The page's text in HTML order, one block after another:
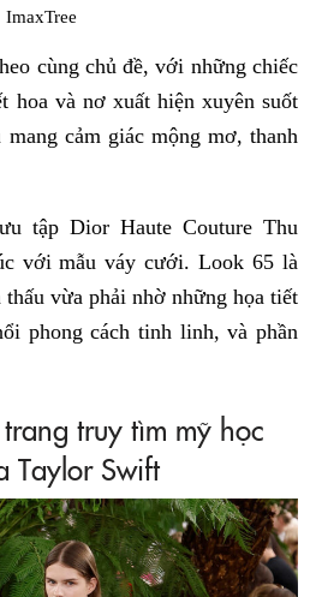
ImaxTree
cùng chủ đề, với những chiếc
và nơ xuất hiện xuyên suốt
cảm giác mộng mơ, thanh
tập Dior Haute Couture Thu
với mẫu váy cưới. Look 65 là
vừa phải nhờ những họa tiết
phong cách tinh linh, và phần
truy tìm mỹ học
Taylor Swift